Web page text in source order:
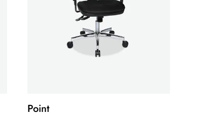
Point